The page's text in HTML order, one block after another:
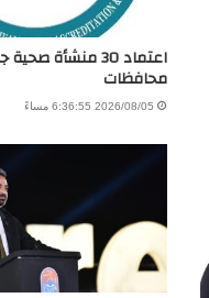
محافظات
2026/08/05 6:36:55 مساءً